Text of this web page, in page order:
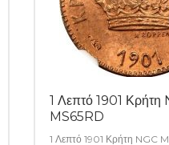
1 Λεπτό 1901 Κρήτη
MS65RD
1 Λεπτό 1901 Κρήτη NGC